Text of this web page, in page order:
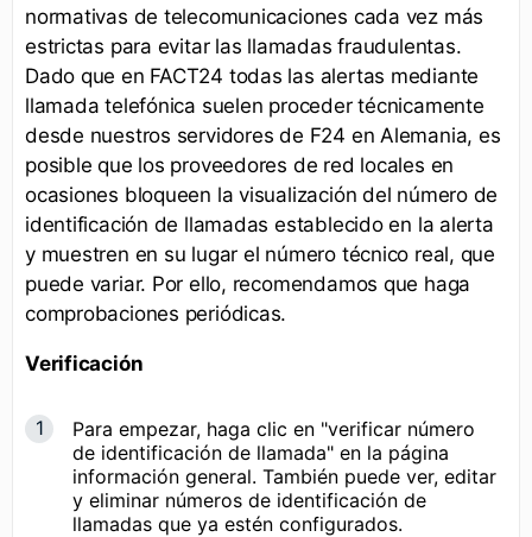
normativas de telecomunicaciones cada vez más
estrictas para evitar las llamadas fraudulentas.
Dado que en FACT24 todas las alertas mediante
llamada telefónica suelen proceder técnicamente
desde nuestros servidores de F24 en Alemania, es
posible que los proveedores de red locales en
ocasiones bloqueen la visualización del número de
identificación de llamadas establecido en la alerta
y muestren en su lugar el número técnico real, que
puede variar. Por ello, recomendamos que haga
comprobaciones periódicas.
Verificación
Para empezar, haga clic en "verificar número
de identificación de llamada" en la página
información general. También puede ver, editar
y eliminar números de identificación de
llamadas que ya estén configurados.